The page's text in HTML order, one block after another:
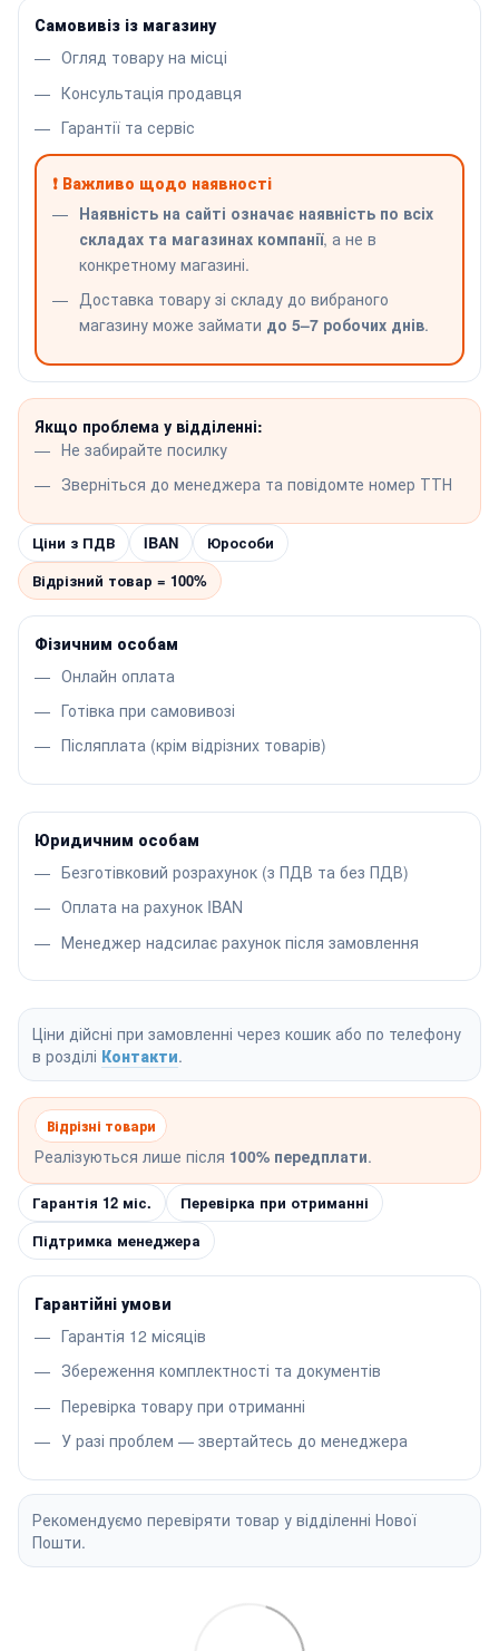
Самовивіз із магазину
Огляд товару на місці
Консультація продавця
Гарантії та сервіс
❗ Важливо щодо наявності
Наявність на сайті означає наявність по всіх
складах та магазинах компанії, а не в
конкретному магазині.
Доставка товару зі складу до вибраного
магазину може займати до 5–7 робочих днів.
Якщо проблема у відділенні:
Не забирайте посилку
Зверніться до менеджера та повідомте номер ТТН
Ціни з ПДВ IBAN
Юрособи
Відрізний товар = 100%
Фізичним особам
Онлайн оплата
Готівка при самовивозі
Післяплата (крім відрізних товарів)
Юридичним особам
Безготівковий розрахунок (з ПДВ та без ПДВ)
Оплата на рахунок IBAN
Менеджер надсилає рахунок після замовлення
Ціни дійсні при замовленні через кошик або по телефону
в розділі Контакти.
Відрізні товари
Реалізуються лише після 100% передплати.
Гарантія 12 міс.
Перевірка при отриманні
Підтримка менеджера
Гарантійні умови
Гарантія 12 місяців
Збереження комплектності та документів
Перевірка товару при отриманні
У разі проблем — звертайтесь до менеджера
Рекомендуємо перевіряти товар у відділенні Нової
Пошти.